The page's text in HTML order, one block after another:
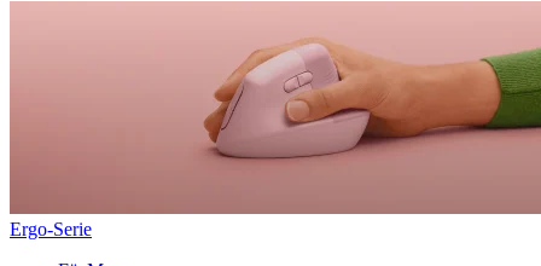
Ergo-Serie